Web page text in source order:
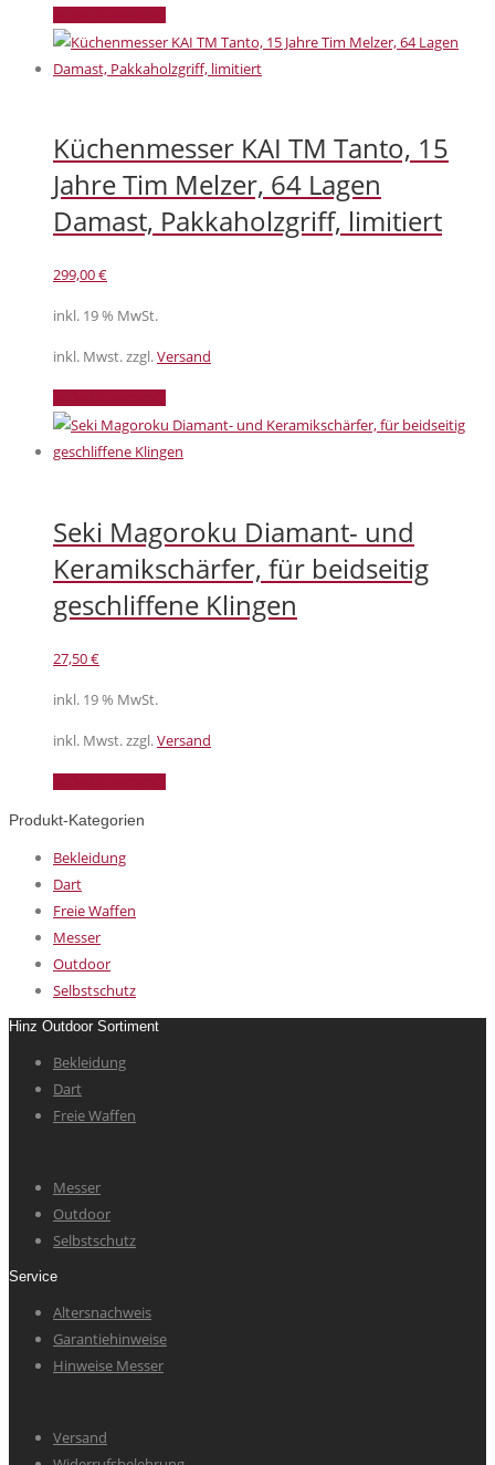
Küchenmesser KAI TM Tanto, 15
Jahre Tim Melzer, 64 Lagen
Damast, Pakkaholzgriff, limitiert
299,00€
inkl. 19 % MwSt.
inkl. Mwst. zzgl.Versand
Seki Magoroku Diamant- und
Keramikschärfer, für beidseitig
geschliffene Klingen
27,50€
inkl. 19 % MwSt.
inkl. Mwst. zzgl.Versand
Produkt-Kategorien
Bekleidung
Dart
Freie Waffen
Messer
Outdoor
Selbstschutz
Hinz Outdoor Sortiment
Bekleidung
Dart
Freie Waffen
Messer
Outdoor
Selbstschutz
Service
Altersnachweis
Garantiehinweise
Hinweise Messer
Versand